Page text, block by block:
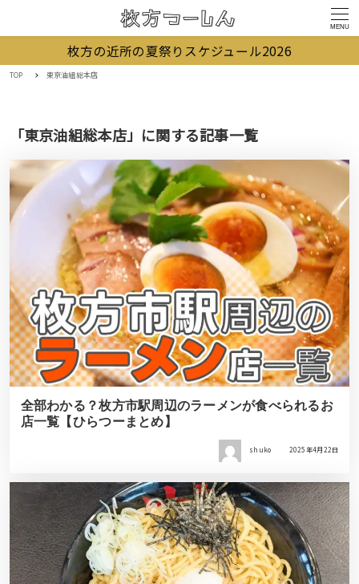
MENU
枚方の近所の夏祭りスケジュール2026
TOP 東京油組総本店
「東京油組総本店」に関する記事一覧
全部わかる？枚方市駅周辺のラーメンが食べられるお
店一覧【ひらつーまとめ】
shuko 2025年4月22日